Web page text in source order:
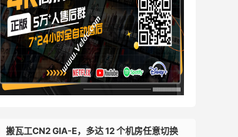
搬瓦工CN2 GIA-E，多达 12 个机房任意切换